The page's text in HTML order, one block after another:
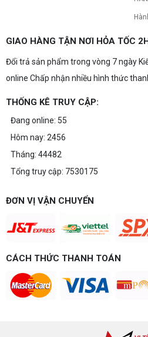
GIAO HÀNG TẬN NƠI HỎA TỐC
Đổi trả sản phẩm trong vòng 7 ngày
online Chấp nhận nhiều hình thức
THỐNG KÊ TRUY CẬP:
Đang online: 55
Hôm nay: 2456
Tháng: 44482
Tổng truy cập: 7530175
ĐƠN VỊ VẬN CHUYỂN
CÁCH THỨC THANH TOÁN